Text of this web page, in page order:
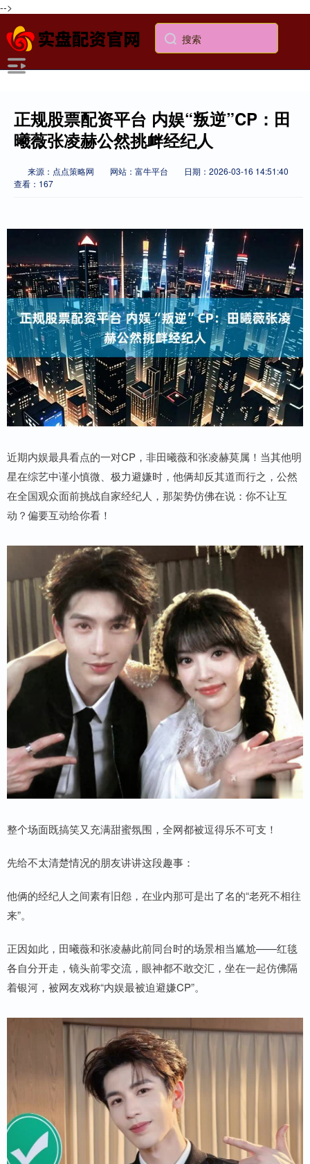
-->
正规股票配资平台 内娱“叛逆”CP：田
曦薇张凌赫公然挑衅经纪人
来源：点点策略网 网站：富牛平台
日期：2026-03-16 14:51:40
查看：167
近期内娱最具看点的一对CP，非田曦薇和张凌赫莫属！当其他明
星在综艺中谨小慎微、极力避嫌时，他俩却反其道而行之，公然
在全国观众面前挑战自家经纪人，那架势仿佛在说：你不让互
动？偏要互动给你看！
整个场面既搞笑又充满甜蜜氛围，全网都被逗得乐不可支！
先给不太清楚情况的朋友讲讲这段趣事：
他俩的经纪人之间素有旧怨，在业内那可是出了名的“老死不相往
来”。
正因如此，田曦薇和张凌赫此前同台时的场景相当尴尬——红毯
各自分开走，镜头前零交流，眼神都不敢交汇，坐在一起仿佛隔
着银河，被网友戏称“内娱最被迫避嫌CP”。